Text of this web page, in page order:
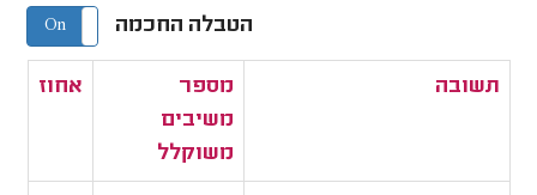
הטבלה החכמה On Off
תשובה
מספר
משיבים
משוקלל
אחוז